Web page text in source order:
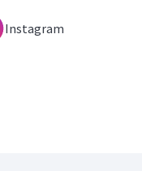
Instagram